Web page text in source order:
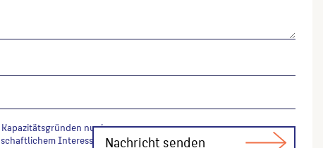
nur in
Interesse Fachfragen zur